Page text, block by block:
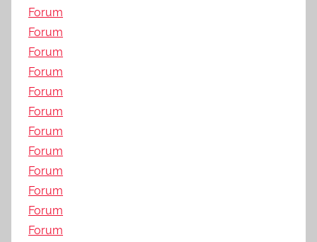
Forum
Forum
Forum
Forum
Forum
Forum
Forum
Forum
Forum
Forum
Forum
Forum